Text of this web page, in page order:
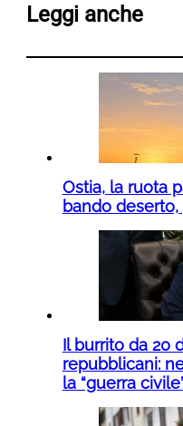
Leggi anche
Ostia, la ruota
bando
Il burrito da 20
repubblicani:
la “guerra